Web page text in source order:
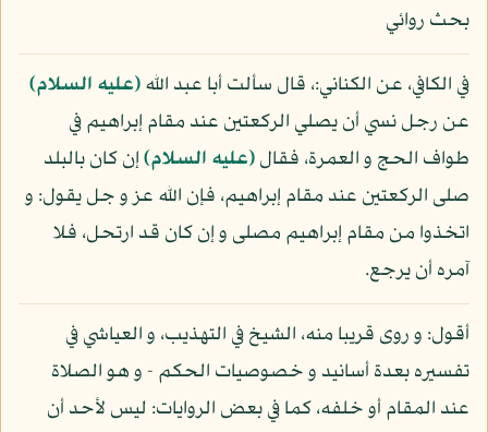
بحث روائي
في الكافي، عن الكناني:، قال سألت أبا عبد الله(عليه السلام)
عن رجل نسي أن يصلي الركعتين عند مقام إبراهيم في
طواف الحج و العمرة، فقال(عليه السلام)إن كان بالبلد
صلى الركعتين عند مقام إبراهيم، فإن الله عز و جل يقول: و
اتخذوا من مقام إبراهيم مصلى و إن كان قد ارتحل، فلا
آمره أن يرجع.
أقول: و روى قريبا منه، الشيخ في التهذيب، و العياشي في
تفسيره بعدة أسانيد و خصوصيات الحكم - و هو الصلاة
عند المقام أو خلفه، كما في بعض الروايات: ليس لأحد أن